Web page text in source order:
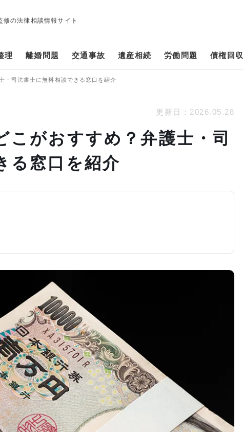
修の法律相談情報サイト
理 離婚問題 交通事故 遺産相続 労働問題 債権回収
・司法書士に無料相談できる窓口を紹介
更新日： 2026.05.28
こがおすすめ？弁護士・司
る窓口を紹介